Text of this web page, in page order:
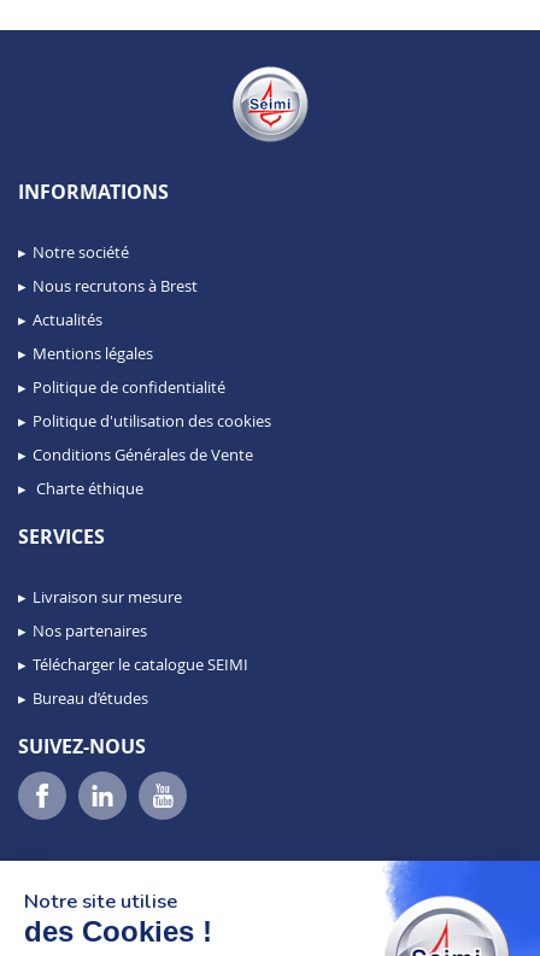
INFORMATIONS
Notre société
Nous recrutons à Brest
Actualités
Mentions légales
Politique de confidentialité
Politique d'utilisation des cookies
Conditions Générales de Vente
Charte éthique
SERVICES
Livraison sur mesure
Nos partenaires
Télécharger le catalogue SEIMI
Bureau d’études
SUIVEZ-NOUS
Notre site utilise
des Cookies !